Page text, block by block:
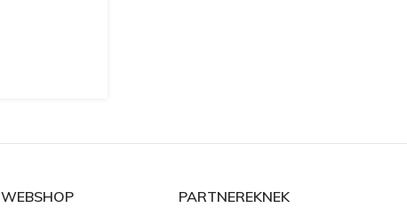
WEBSHOP PARTNEREKNEK